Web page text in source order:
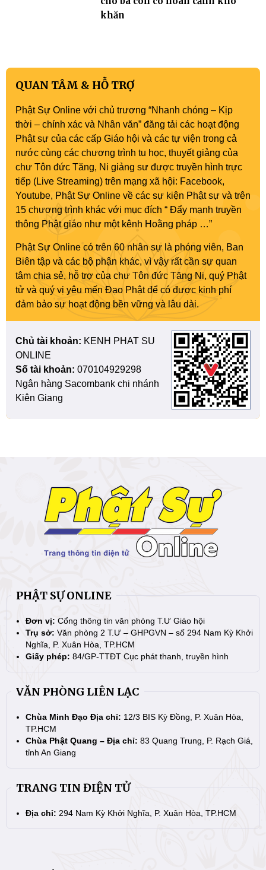
khăn
QUAN TÂM & HỖ TRỢ
Phật Sự Online với chủ trương “Nhanh chóng – Kịp
thời – chính xác và Nhân văn” đăng tải các hoạt động
Phật sự của các cấp Giáo hội và các tự viện trong cả
nước cùng các chương trình tu học, thuyết giảng của
chư Tôn đức Tăng, Ni giảng sư được truyền hình trực
tiếp (Live Streaming) trên mạng xã hội: Facebook,
Youtube, Phật Sự Online về các sự kiện Phật sự và trên
15 chương trình khác với mục đích “ Đẩy mạnh truyền
thông Phật giáo như một kênh Hoằng pháp …”
Phật Sự Online có trên 60 nhân sự là phóng viên, Ban
Biên tập và các bộ phận khác, vì vậy rất cần sự quan
tâm chia sẻ, hỗ trợ của chư Tôn đức Tăng Ni, quý Phật
tử và quý vị yêu mến Đạo Phật để có được kinh phí
đảm bảo sự hoạt động bền vững và lâu dài.
Chủ tài khoản: KENH PHAT SU
ONLINE
Số tài khoản: 070104929298
Ngân hàng Sacombank chi nhánh
Kiên Giang
PHẬT SỰ ONLINE
Đơn vị: Cổng thông tin văn phòng T.Ư Giáo hội
Trụ sở: Văn phòng 2 T.Ư – GHPGVN – số 294 Nam Kỳ Khởi
Nghĩa, P. Xuân Hòa, TP.HCM
Giấy phép: 84/GP-TTĐT Cục phát thanh, truyền hình
VĂN PHÒNG LIÊN LẠC
Chùa Minh Đạo Địa chỉ: 12/3 BIS Kỳ Đồng, P. Xuân Hòa,
TP.HCM
Chùa Phật Quang – Địa chỉ: 83 Quang Trung, P. Rạch Giá,
tỉnh An Giang
TRANG TIN ĐIỆN TỬ
Địa chỉ: 294 Nam Kỳ Khởi Nghĩa, P. Xuân Hòa, TP.HCM